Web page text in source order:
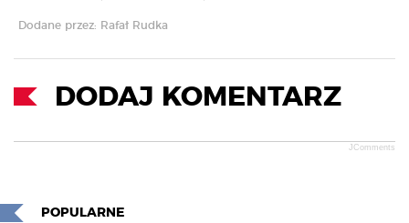
Dodane przez: Rafał Rudka
DODAJ KOMENTARZ
JComments
POPULARNE